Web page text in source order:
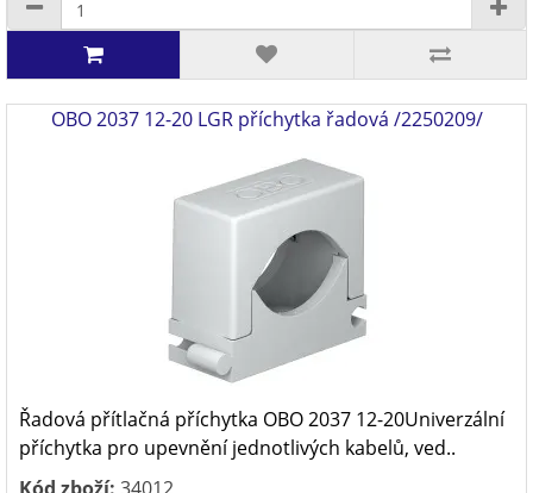
OBO 2037 12-20 LGR příchytka řadová /2250209/
Řadová přítlačná příchytka OBO 2037 12-20Univerzální
příchytka pro upevnění jednotlivých kabelů, ved..